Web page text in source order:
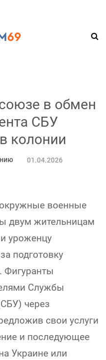
в обмен
СБУ
колонии
01.04.2026
военные
двум жительницам
уроженцу
подготовку
Фигуранты
Службы
через
свои услуги
и последующее
Украине или